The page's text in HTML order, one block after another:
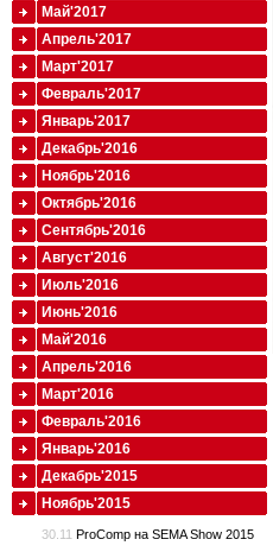
Май'2017
Апрель'2017
Март'2017
Февраль'2017
Январь'2017
Декабрь'2016
Ноябрь'2016
Октябрь'2016
Сентябрь'2016
Август'2016
Июль'2016
Июнь'2016
Май'2016
Апрель'2016
Март'2016
Февраль'2016
Январь'2016
Декабрь'2015
Ноябрь'2015
30.11 ProComp на SEMA Show 2015